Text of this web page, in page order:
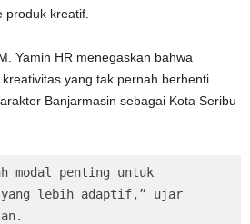
produk kreatif.
Yamin HR menegaskan bahwa
yang tak pernah berhenti
Banjarmasin sebagai Kota Seribu
modal penting untuk
yang lebih adaptif,” ujar